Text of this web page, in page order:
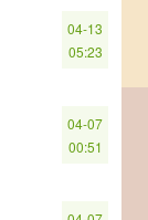
04-13
05:23
04-07
00:51